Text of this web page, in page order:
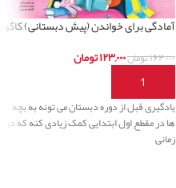
آمادگی برای خواندن (پیش دبستانی) کاگو
۱۶۴,۰۰۰تومان۱۲۳,۰۰۰تومان
افزودن به سبد خرید
یادگیری قبل از دوره دبستان می تونه به بچه
ها در مقطع اول ابتدایی کمک زیادی کنه که در
زمانی